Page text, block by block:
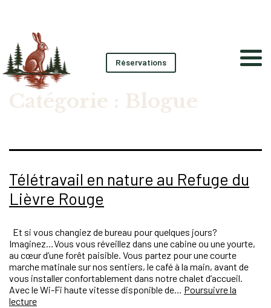
Réservations
Catégorie : Blogue
Télétravail en nature au Refuge du
Lièvre Rouge
Et si vous changiez de bureau pour quelques jours?
Imaginez…Vous vous réveillez dans une cabine ou une yourte,
au cœur d’une forêt paisible. Vous partez pour une courte
marche matinale sur nos sentiers, le café à la main, avant de
vous installer confortablement dans notre chalet d’accueil.
Avec le Wi-Fi haute vitesse disponible de… Poursuivre la
lecture